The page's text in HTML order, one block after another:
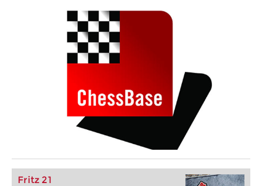
Fritz 21